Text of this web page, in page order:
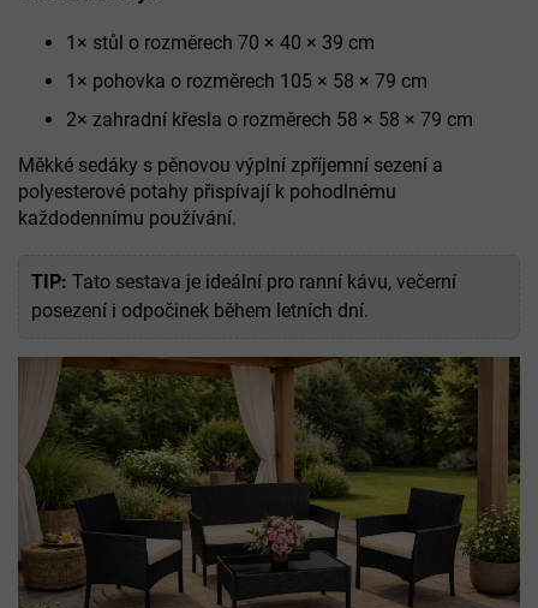
1× stůl o rozměrech 70 × 40 × 39 cm
1× pohovka o rozměrech 105 × 58 × 79 cm
2× zahradní křesla o rozměrech 58 × 58 × 79 cm
Měkké sedáky s pěnovou výplní zpříjemní sezení a
polyesterové potahy přispívají k pohodlnému
každodennímu používání.
TIP: Tato sestava je ideální pro ranní kávu, večerní
posezení i odpočinek během letních dní.